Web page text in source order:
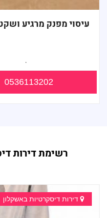
עיסוי מפנק מרגיע
מעסה צעירה מטפלת
0536113202
רשימת דירות
דירות דיסקרטיות באשקלון